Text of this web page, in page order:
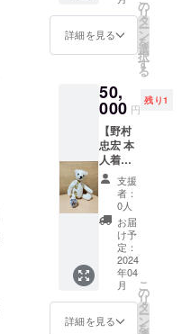
20.5cm
丈
72cm、
肩幅
54.5cm
、袖丈
21.5cm
L：身丈
74cm、
身幅
62cm、
肩幅
56cm、
袖丈
22cm
XL：身
76cm、
65cm、
旬を予
定して
おりま
るお名
前を備
考欄に
ダイ
ジェス
ト＆メ
イキン
グ映像
は4月中
旬に
YouTub
eに配信
予定と
なりま
す。
カ
ラー：
ホワイ
ト サイ
S/M/L
素材：
コット
ン100%
ボ
ディ：
GOAT
S：身丈
70cm、
身幅
58cm、
肩幅
53cm、
袖丈
20.5cm
M：身
丈
詳細を見る
の
リ
タ
ー
ン
を
選
択
す
る
50,
000 円
残り1
【野村
忠宏 本
人着
用！野
村道場
柔道衣
で制作
したテ
ディベ
ア(野村
道場
ワッペ
ン部分
使用・
支援
者：
0人
お届
け予
定：
2024
年04
月
詳細を見る
こ
の
リ
タ
ー
ン
を